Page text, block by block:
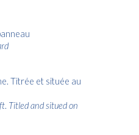
Titrée et située au
. Titled and situed on